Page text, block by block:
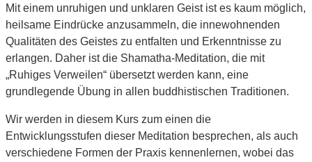
Mit einem unruhigen und unklaren Geist ist es kaum möglich,
heilsame Eindrücke anzusammeln, die innewohnenden
Qualitäten des Geistes zu entfalten und Erkenntnisse zu
erlangen. Daher ist die Shamatha-Meditation, die mit
„Ruhiges Verweilen“ übersetzt werden kann, eine
grundlegende Übung in allen buddhistischen Traditionen.
Wir werden in diesem Kurs zum einen die
Entwicklungsstufen dieser Meditation besprechen, als auch
verschiedene Formen der Praxis kennenlernen, wobei das